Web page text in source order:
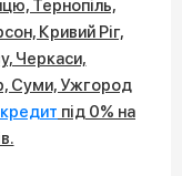
Тернопіль,
Кривий Ріг,
Черкаси,
Суми, Ужгород
кредит під 0% на